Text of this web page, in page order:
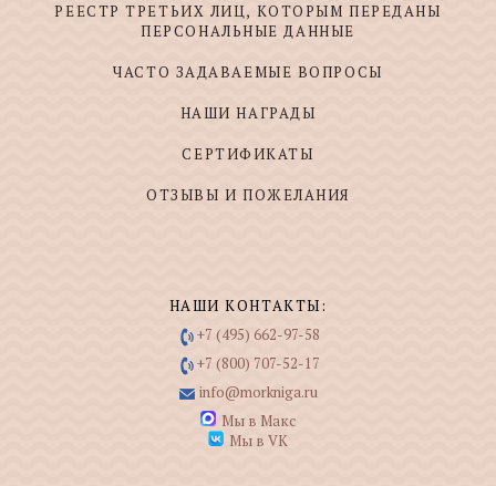
РЕЕСТР ТРЕТЬИХ ЛИЦ, КОТОРЫМ ПЕРЕДАНЫ
ПЕРСОНАЛЬНЫЕ ДАННЫЕ
ЧАСТО ЗАДАВАЕМЫЕ ВОПРОСЫ
НАШИ НАГРАДЫ
СЕРТИФИКАТЫ
ОТЗЫВЫ И ПОЖЕЛАНИЯ
НАШИ КОНТАКТЫ:
+7 (495) 662-97-58
+7 (800) 707-52-17
info@morkniga.ru
Мы в Макс
Мы в VK